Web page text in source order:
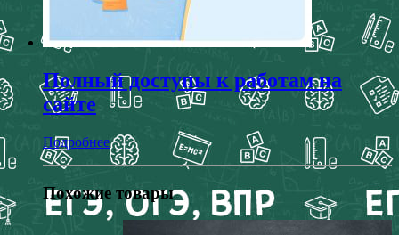
Полный доступы к работам на
сайте
Подробнее
Похожие товары